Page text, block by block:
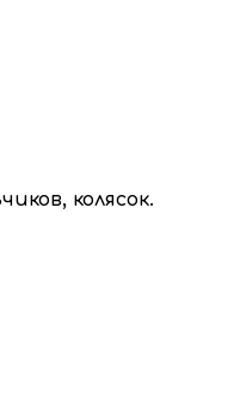
колясок.